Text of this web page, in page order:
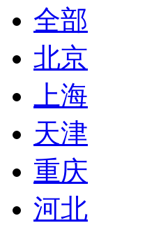
全部
北京
上海
天津
重庆
河北